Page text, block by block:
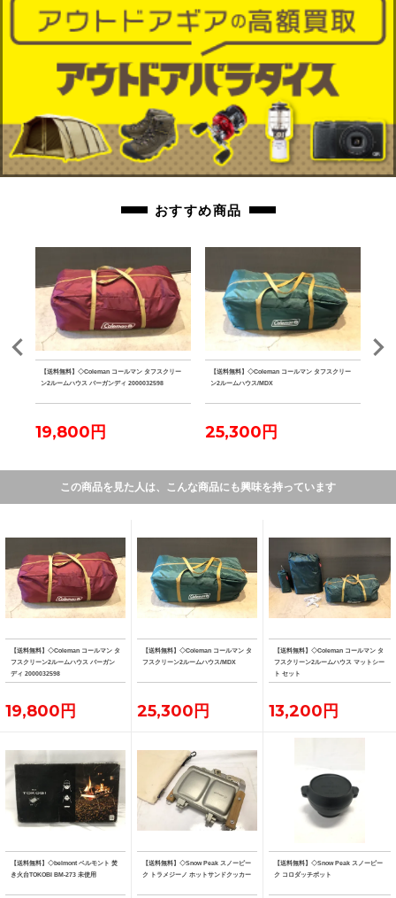
おすすめ商品
【送料無料】◇Coleman コールマン タフスクリー
ン2ルームハウス バーガンディ 2000032598
19,800円
【送料無料】◇Coleman コールマン タフスクリー
ン2ルームハウス/MDX
25,300円
この商品を見た人は、こんな商品にも興味を持っています
【送料無料】◇Coleman コールマン タ
フスクリーン2ルームハウス バーガン
ディ 2000032598
19,800円
【送料無料】◇Coleman コールマン タ
フスクリーン2ルームハウス/MDX
25,300円
【送料無料】◇Coleman コールマン タ
フスクリーン2ルームハウス マットシー
ト セット
13,200円
【送料無料】◇belmont ベルモント 焚
き火台TOKOBI BM-273 未使用
【送料無料】◇Snow Peak スノーピー
ク トラメジーノ ホットサンドクッカー
【送料無料】◇Snow Peak スノーピー
ク コロダッチポット